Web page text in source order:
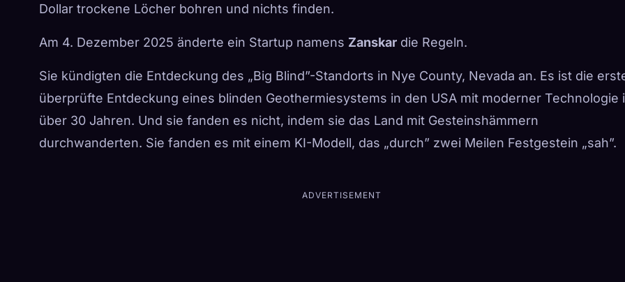
Dollar trockene Löcher bohren und nichts finden.
Am 4. Dezember 2025 änderte ein Startup namens Zanskar die Regeln.
Sie kündigten die Entdeckung des „Big Blind”-Standorts in Nye County, Nevada an. Es ist die
überprüfte Entdeckung eines blinden Geothermiesystems in den USA mit moderner Technologie
über 30 Jahren. Und sie fanden es nicht, indem sie das Land mit Gesteinshämmern
durchwanderten. Sie fanden es mit einem KI-Modell, das „durch” zwei Meilen Festgestein „sah”.
ADVERTISEMENT